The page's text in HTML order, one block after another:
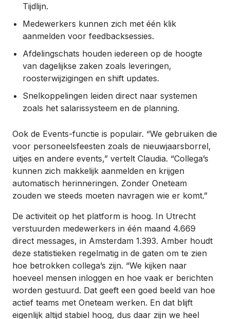
Tijdlijn.
Medewerkers kunnen zich met één klik
aanmelden voor feedbacksessies.
Afdelingschats houden iedereen op de hoogte
van dagelijkse zaken zoals leveringen,
roosterwijzigingen en shift updates.
Snelkoppelingen leiden direct naar systemen
zoals het salarissysteem en de planning.
Ook de Events-functie is populair. “We gebruiken die
voor personeelsfeesten zoals de nieuwjaarsborrel,
uitjes en andere events,” vertelt Claudia. “Collega’s
kunnen zich makkelijk aanmelden en krijgen
automatisch herinneringen. Zonder Oneteam
zouden we steeds moeten navragen wie er komt.”
De activiteit op het platform is hoog. In Utrecht
verstuurden medewerkers in één maand 4.669
direct messages, in Amsterdam 1.393. Amber houdt
deze statistieken regelmatig in de gaten om te zien
hoe betrokken collega’s zijn. “We kijken naar
hoeveel mensen inloggen en hoe vaak er berichten
worden gestuurd. Dat geeft een goed beeld van hoe
actief teams met Oneteam werken. En dat blijft
eigenlijk altijd stabiel hoog, dus daar zijn we heel